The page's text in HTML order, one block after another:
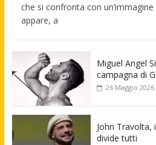
che si confronta con
appare, a
Miguel Angel
campagna di
26 Maggio 2026
John Travolta,
divide tutti